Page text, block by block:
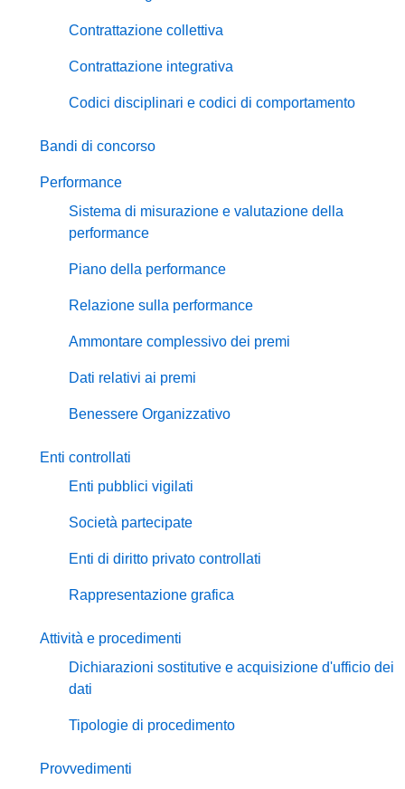
Contrattazione collettiva
Contrattazione integrativa
Codici disciplinari e codici di comportamento
Bandi di concorso
Performance
Sistema di misurazione e valutazione della
performance
Piano della performance
Relazione sulla performance
Ammontare complessivo dei premi
Dati relativi ai premi
Benessere Organizzativo
Enti controllati
Enti pubblici vigilati
Società partecipate
Enti di diritto privato controllati
Rappresentazione grafica
Attività e procedimenti
Dichiarazioni sostitutive e acquisizione d'ufficio dei
dati
Tipologie di procedimento
Provvedimenti